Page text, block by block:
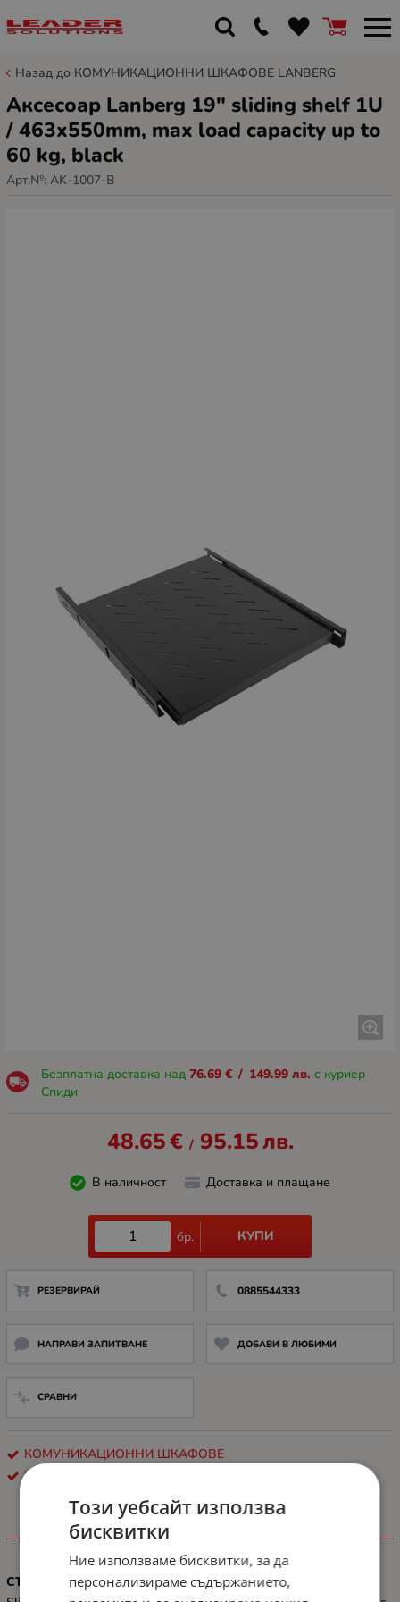
Назад до КОМУНИКАЦИОННИ ШКАФОВЕ LANBERG
Аксесоар Lanberg 19" sliding shelf 1U
/ 463x550mm, max load capacity up to
60 kg, black
Арт.№: AK-1007-B
Безплатна доставка над 76.69 € / 149.99 лв. с куриер
Спиди
48.65€ / 95.15лв.
В наличност Доставка и плащане
бр. КУПИ
РЕЗЕРВИРАЙ 0885544333
НАПРАВИ ЗАПИТВАНЕ ДОБАВИ В ЛЮБИМИ
СРАВНИ
КОМУНИКАЦИОННИ ШКАФОВЕ
LANBERG
ХАРАКТЕРИСТИКИ
СЪВМЕСТИМОСТ
Този уебсайт използва
бисквитки
Ние използваме бисквитки, за да
персонализираме съдържанието,